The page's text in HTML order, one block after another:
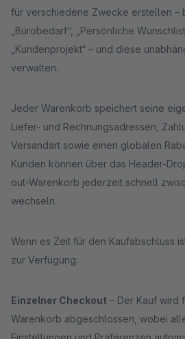
für verschiedene Zwecke erstellen –
„Bürobedarf“, „Persönliche
„Kundenprojekt“ – und diese
verwalten.
Jeder Warenkorb speichert seine
Liefer- und Rechnungsadressen,
Versandart sowie einen globalen
Kunden können über das Header-
out-Warenkorb jederzeit schnell
wechseln.
Wenn es Zeit für den Kaufabschluss
zur Verfügung:
Einzelner Checkout – Der Kauf wird
Warenkorb abgeschlossen, wobei